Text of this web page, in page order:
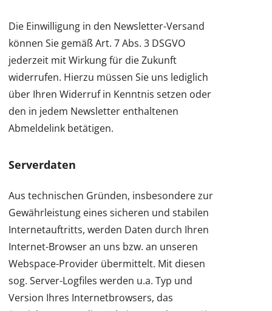
Die Einwilligung in den Newsletter-Versand
können Sie gemäß Art. 7 Abs. 3 DSGVO
jederzeit mit Wirkung für die Zukunft
widerrufen. Hierzu müssen Sie uns lediglich
über Ihren Widerruf in Kenntnis setzen oder
den in jedem Newsletter enthaltenen
Abmeldelink betätigen.
Serverdaten
Aus technischen Gründen, insbesondere zur
Gewährleistung eines sicheren und stabilen
Internetauftritts, werden Daten durch Ihren
Internet-Browser an uns bzw. an unseren
Webspace-Provider übermittelt. Mit diesen
sog. Server-Logfiles werden u.a. Typ und
Version Ihres Internetbrowsers, das